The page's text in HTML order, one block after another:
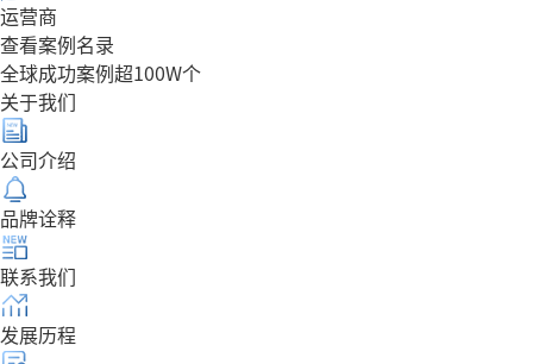
运营商
查看案例名录
全球成功案例超100W个
关于我们
公司介绍
品牌诠释
联系我们
发展历程